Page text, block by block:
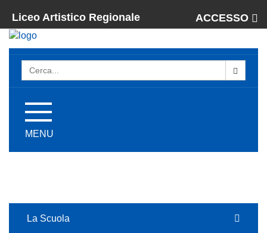
Liceo Artistico Regionale ACCESSO
Attiva
/
disattiva
MENU
La Scuola